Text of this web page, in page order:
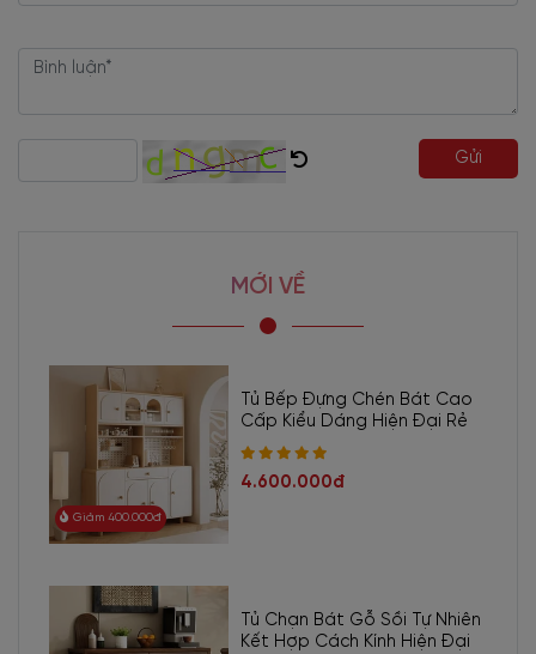
Gửi
MỚI VỀ
Giảm 400.000đ
Tủ Bếp Đựng Chén Bát Cao
Cấp Kiểu Dáng Hiện Đại Rẻ
4.600.000đ
Tủ Chạn Bát Gỗ Sồi Tự Nhiên
Kết Hợp Cách Kính Hiện Đại